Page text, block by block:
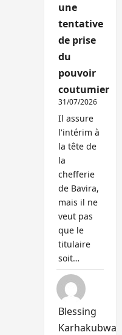
une
tentative
de prise
du
pouvoir
coutumier
31/07/2026
Il assure
l'intérim à
la tête de
la
chefferie
de Bavira,
mais il ne
veut pas
que le
titulaire
soit…
Blessing
Karhakubwa